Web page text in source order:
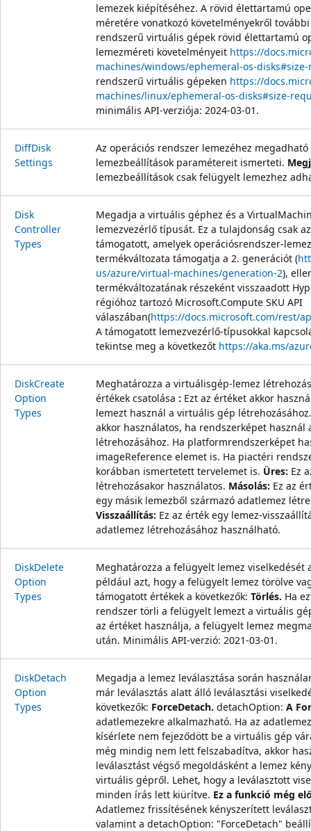
lemezek kiépítéséhez. A rövid élettartamú
méretére vonatkozó követelményekről
rendszerű virtuális gépek rövid élettartamú
lemezméreti követelményeit https://
machines/windows/ephemeral-os-
rendszerű virtuális gépeken https://
machines/linux/ephemeral-os-disks#size-
minimális API-verziója: 2024-03-01.
DiffDisk
Settings
Az operációs rendszer lemezéhez
lemezbeállítások paramétereit ismerteti.
lemezbeállítások csak felügyelt lemezhez
Disk
Controller
Types
Megadja a virtuális géphez és a
lemezvezérlő típusát. Ez a tulajdonság csak
támogatott, amelyek operációsrendszer-
termékváltozata támogatja a 2. generációt (
us/azure/virtual-machines/generation-2),
termékváltozatának részeként visszaadott
régióhoz tartozó Microsoft.Compute SKU API
válaszában(https://docs.microsoft.com/rest/
A támogatott lemezvezérlő-típusokkal
tekintse meg a következőt https://aka.ms/
DiskCreate
Option
Types
Meghatározza a virtuálisgép-lemez
értékek csatolása : Ezt az értéket akkor
lemezt használ a virtuális gép
akkor használatos, ha rendszerképet használ
létrehozásához. Ha platformrendszerképet
imageReference elemet is. Ha piactéri
korábban ismertetett tervelemet is. Üres: Ez
létrehozásakor használatos. Másolás: Ez az
egy másik lemezből származó adatlemez
Visszaállítás: Ez az érték egy lemez-
adatlemez létrehozásához használható.
DiskDelete
Option
Types
Meghatározza a felügyelt lemez viselkedését
például azt, hogy a felügyelt lemez törölve
támogatott értékek a következők: Törlés. Ha
rendszer törli a felügyelt lemezt a virtuális
az értéket használja, a felügyelt lemez
után. Minimális API-verzió: 2021-03-01.
DiskDetach
Option
Types
Megadja a lemez leválasztása során
már leválasztás alatt álló leválasztási
következők: ForceDetach. detachOption: A
adatlemezekre alkalmazható. Ha az
kísérlete nem fejeződött be a virtuális gép
még mindig nem lett felszabadítva, akkor
leválasztást végső megoldásként a lemez
virtuális gépről. Lehet, hogy a leválasztott
minden írás lett kiürítve. Ez a funkció még
Adatlemez frissítésének kényszerített
valamint a detachOption: "ForceDetach"